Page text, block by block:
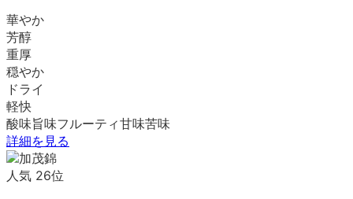
華やか
芳醇
重厚
穏やか
ドライ
軽快
酸味旨味フルーティ甘味苦味
詳細を見る
人気 26位